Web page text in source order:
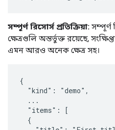
সম্পূর্ণ রিসোর্স প্রতিক্রিয়া: সম্পূর্ণ
ক্ষেত্রগুলি অন্তর্ভুক্ত রয়েছে,
এমন আরও অনেক ক্ষেত্র সহ।
{
  "kind": "demo",
  ...
  "items": [
  {